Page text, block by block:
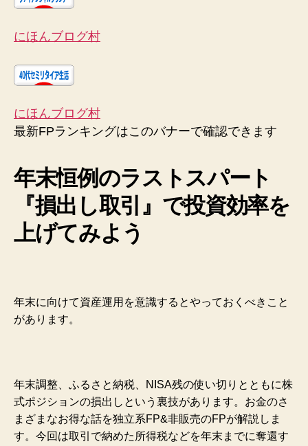
にほんブログ村
にほんブログ村
最新FPランキングはこのバナーで確認できます
年末恒例のラストスパート
『損出し取引』で投資効率を
上げてみよう
年末に向けて資産運用を意識するとやっておくべきこと
があります。
年末調整、ふるさと納税、NISA残の使い切りとともに株
式ポジションの損出しという裏技があります。お金のさ
まざまなお得な話を独立系FP&非販売のFPが解説しま
す。今回は取引で納めた所得税などを年末までに奪還す